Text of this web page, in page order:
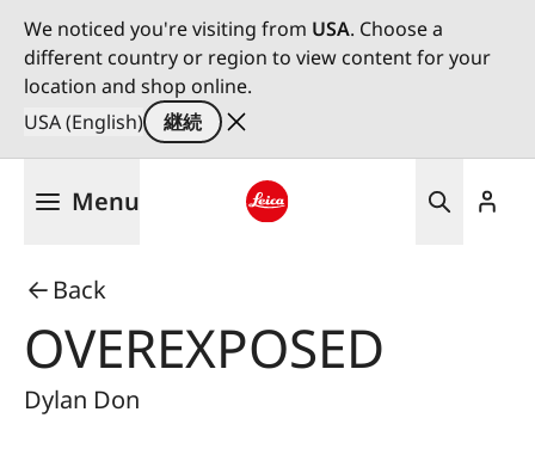
We noticed you're visiting from USA. Choose a
different country or region to view content for your
location and shop online.
USA (English)
継続
Menu
Back
OVEREXPOSED
Dylan Don